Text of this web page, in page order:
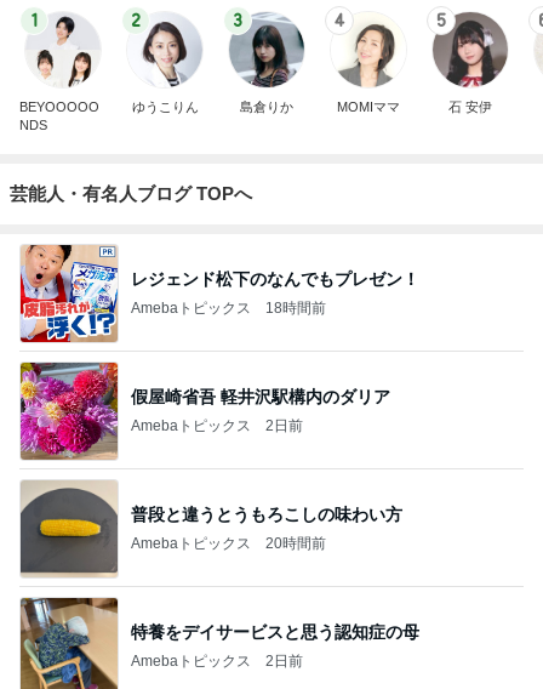
1
BEYOOOOO
NDS
2
ゆうこりん
3
島倉りか
4
MOMIママ
5
石 安伊
芸能人・有名人ブログ TOPへ
レジェンド松下のなんでもプレゼン！
Amebaトピックス 18時間前
假屋崎省吾 軽井沢駅構内のダリア
Amebaトピックス 2日前
普段と違うとうもろこしの味わい方
Amebaトピックス 20時間前
特養をデイサービスと思う認知症の母
Amebaトピックス 2日前